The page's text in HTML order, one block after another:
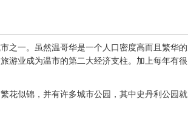
之一。虽然温哥华是一个人口密度高而且繁华
游业成为温市的第二大经济支柱。加上每年有
花似锦，并有许多城市公园，其中史丹利公园